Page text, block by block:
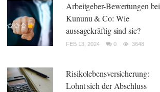
Arbeitgeber-Bewertungen bei
Kununu & Co: Wie
aussagekräftig sind sie?
FEB 13, 2024 0 3648
Risikolebensversicherung:
Lohnt sich der Abschluss